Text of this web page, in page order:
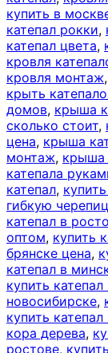
купить в
катепал рокки,
катепал цвета,
кровля
кровля монтаж,
крыть
домов, крыша
сколько стоит,
цена, крыша
монтаж, крыша
катепала
катепал,
гибкую
катепал в
оптом, купить
брянске цена,
катепал в
купить
новосибирске,
купить
кора дерева,
ростове,